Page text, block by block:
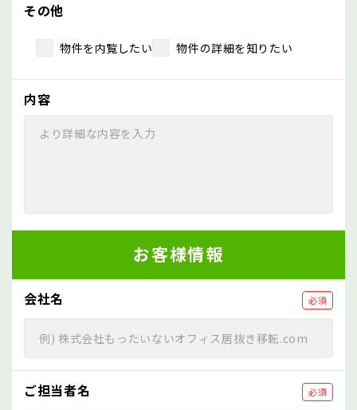
その他
物件を内覧したい 物件の詳細を知りたい
内容
お客様情報
会社名 必須
ご担当者名 必須